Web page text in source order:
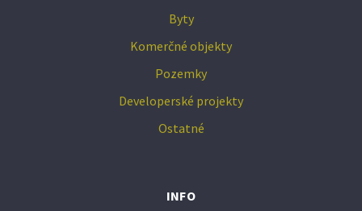
Byty
Komerčné objekty
Pozemky
Developerské projekty
Ostatné
INFO